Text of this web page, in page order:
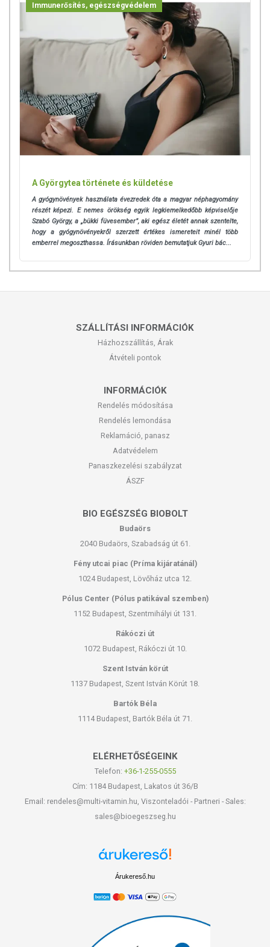
Immunerősítés, egészségvédelem
A Györgytea története és küldetése
A gyógynövények használata évezredek óta a magyar néphagyomány
részét képezi. E nemes örökség egyik legkiemelkedőbb képviselője
Szabó György, a „bükki füvesember”, aki egész életét annak szentelte,
hogy a gyógynövényekről szerzett értékes ismereteit minél több
emberrel megoszthassa. Írásunkban röviden bemutatjuk Gyuri bác...
SZÁLLÍTÁSI INFORMÁCIÓK
Házhozszállítás, Árak
Átvételi pontok
INFORMÁCIÓK
Rendelés módosítása
Rendelés lemondása
Reklamáció, panasz
Adatvédelem
Panaszkezelési szabályzat
ÁSZF
BIO EGÉSZSÉG BIOBOLT
Budaörs
2040 Budaörs, Szabadság út 61.
Fény utcai piac (Príma kijáratánál)
1024 Budapest, Lövőház utca 12.
Pólus Center (Pólus patikával szemben)
1152 Budapest, Szentmihályi út 131.
Rákóczi út
1072 Budapest, Rákóczi út 10.
Szent István körút
1137 Budapest, Szent István Körút 18.
Bartók Béla
1114 Budapest, Bartók Béla út 71.
ELÉRHETŐSÉGEINK
Telefon: +36-1-255-0555
Cím: 1184 Budapest, Lakatos út 36/B
Email: rendeles@multi-vitamin.hu, Viszonteladói - Partneri - Sales:
sales@bioegeszseg.hu
Árukereső.hu